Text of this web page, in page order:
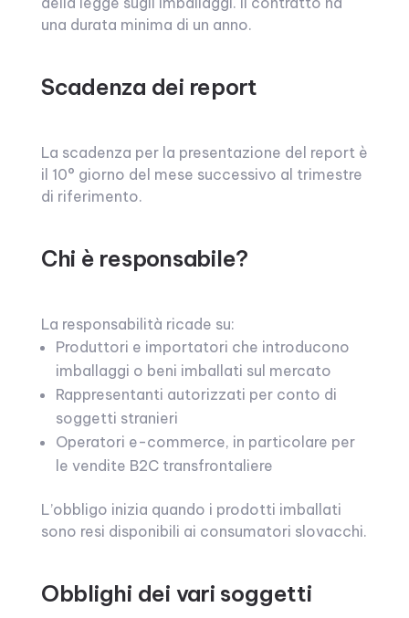
una durata minima di un anno.
Scadenza dei report
La scadenza per la presentazione del report è
il 10° giorno del mese successivo al trimestre
di riferimento.
Chi è responsabile?
La responsabilità ricade su:
Produttori e importatori che introducono
imballaggi o beni imballati sul mercato
Rappresentanti autorizzati per conto di
soggetti stranieri
Operatori e-commerce, in particolare per
le vendite B2C transfrontaliere
L’obbligo inizia quando i prodotti imballati
sono resi disponibili ai consumatori slovacchi.
Obblighi dei vari soggetti